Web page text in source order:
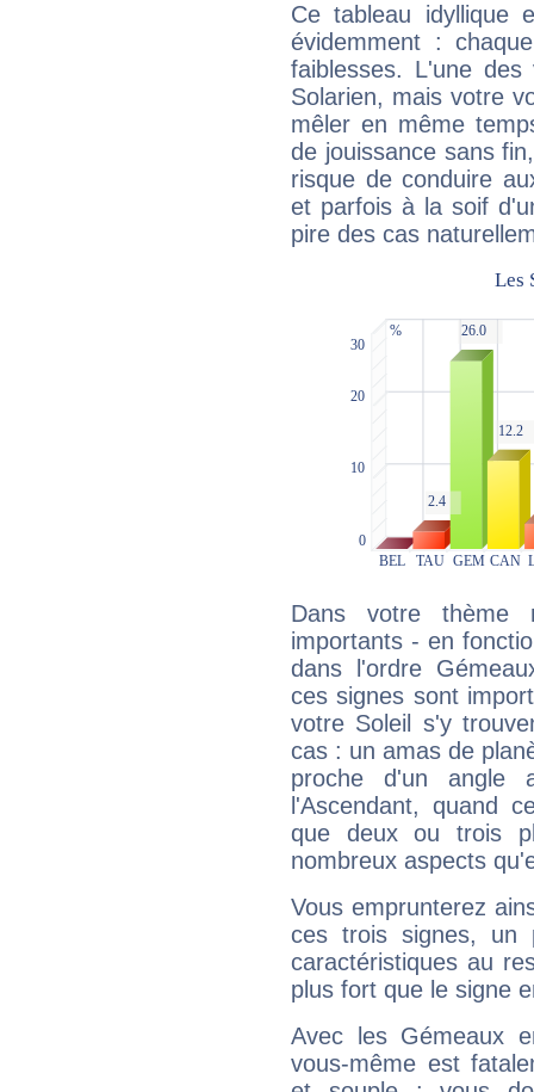
Ce tableau idyllique
évidemment :
faiblesses. L'une
Solarien, mais votre
mêler en même
de jouissance sans
risque de conduire
et parfois à la soif
pire des cas
Dans votre thème
importants - en
dans l'ordre
ces signes sont
votre Soleil s'y
cas : un amas de
proche d'un
l'Ascendant, quand
que deux ou trois
nombreux aspects
Vous emprunterez
ces trois signes, un
caractéristiques au
plus fort que le signe
Avec les Gémeaux
vous-même est